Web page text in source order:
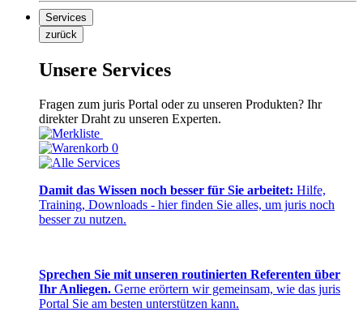
Services
zurück
Unsere Services
Fragen zum juris Portal oder zu unseren Produkten? Ihr
direkter Draht zu unseren Experten.
0
Damit das Wissen noch besser für Sie arbeitet: Hilfe,
Training, Downloads - hier finden Sie alles, um juris noch
besser zu nutzen.
Sprechen Sie mit unseren routinierten Referenten über
Ihr Anliegen. Gerne erörtern wir gemeinsam, wie das juris
Portal Sie am besten unterstützen kann.